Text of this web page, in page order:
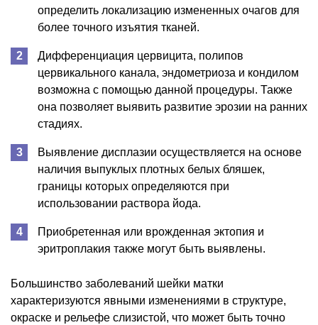
определить локализацию измененных очагов для
более точного изъятия тканей.
Дифференциация цервицита, полипов
цервикального канала, эндометриоза и кондилом
возможна с помощью данной процедуры. Также
она позволяет выявить развитие эрозии на ранних
стадиях.
Выявление дисплазии осуществляется на основе
наличия выпуклых плотных белых бляшек,
границы которых определяются при
использовании раствора йода.
Приобретенная или врожденная эктопия и
эритроплакия также могут быть выявлены.
Большинство заболеваний шейки матки
характеризуются явными изменениями в структуре,
окраске и рельефе слизистой, что может быть точно